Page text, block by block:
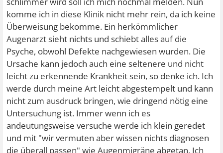
komme ich in diese Klinik nicht mehr rein, da ich keine
Überweisung bekomme. Ein herkömmlicher
Augenarzt sieht nichts und schiebt alles auf die
Psyche, obwohl Defekte nachgewiesen wurden. Die
Ursache kann jedoch auch eine seltenere und nicht
leicht zu erkennende Krankheit sein, so denke ich. Ich
werde durch meine Art leicht abgestempelt und kann
nicht zum ausdruck bringen, wie dringend nötig eine
Untersuchung ist. Immer wenn ich es
andeutungsweise versuche werde ich klein geredet
und mit "wir vermuten aber wissen nichts diagnosen
die überall passen" wie Augenmigräne abgetan. Ich